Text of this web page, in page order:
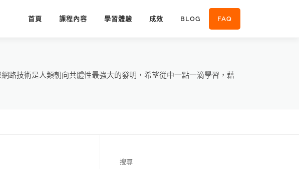
首頁 課程內容 學習體驗 成效 BLOG FAQ
路技術是人類朝向共體性最強大的發明，希望從中一點一滴學習，藉
搜尋